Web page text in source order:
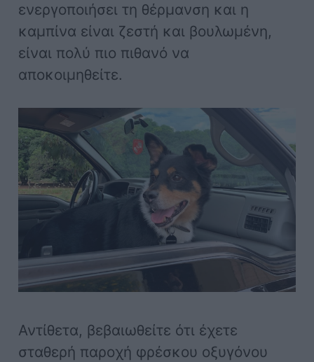
ενεργοποιήσει τη θέρμανση και η
καμπίνα είναι ζεστή και βουλωμένη,
είναι πολύ πιο πιθανό να
αποκοιμηθείτε.
Αντίθετα, βεβαιωθείτε ότι έχετε
σταθερή παροχή φρέσκου οξυγόνου